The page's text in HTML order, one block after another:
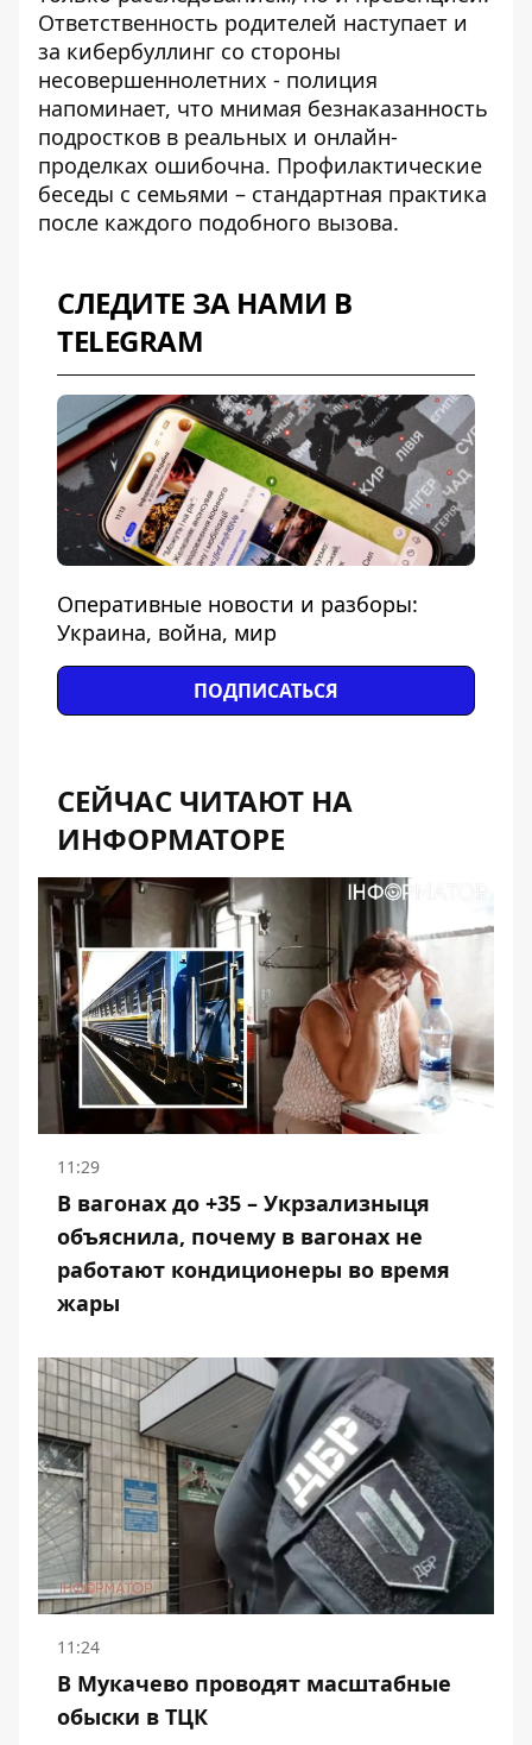
Ответственность родителей наступает и
за кибербуллинг со стороны
несовершеннолетних - полиция
напоминает, что мнимая безнаказанность
подростков в реальных и онлайн-
проделках ошибочна. Профилактические
беседы с семьями – стандартная практика
после каждого подобного вызова.
СЛЕДИТЕ ЗА НАМИ В
TELEGRAM
Оперативные новости и разборы:
Украина, война, мир
ПОДПИСАТЬСЯ
СЕЙЧАС ЧИТАЮТ НА
ИНФОРМАТОРЕ
11:29
В вагонах до +35 – Укрзализныця
объяснила, почему в вагонах не
работают кондиционеры во время
жары
11:24
В Мукачево проводят масштабные
обыски в ТЦК